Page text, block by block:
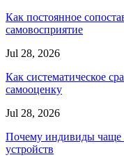
Как постоянное
самовосприятие
Jul 28, 2026
Как систематическое
самооценку
Jul 28, 2026
Почему индивиды чаще
устройств